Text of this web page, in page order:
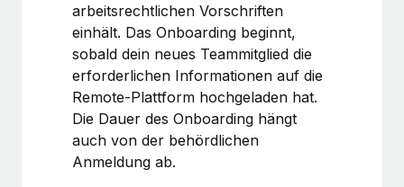
Wie Phiture 55 Mitarbeiter:innen in 19 Ländern
mit Remote verwaltet
Phiture ist der unumstrittene Marktführer im Bereich der
Wachstumsberatung für mobile Apps. Das...
Mehr erfahren
arbeitsrechtlichen Vorschriften
einhält. Das Onboarding beginnt,
sobald dein neues Teammitglied die
erforderlichen Informationen auf die
Remote-Plattform hochgeladen hat.
Die Dauer des Onboarding hängt
auch von der behördlichen
Anmeldung ab.